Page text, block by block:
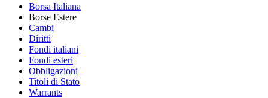
Borsa Italiana
Borse Estere
Cambi
Diritti
Fondi italiani
Fondi esteri
Obbligazioni
Titoli di Stato
Warrants